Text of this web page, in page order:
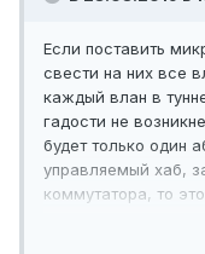
Если поставить
свести на них все
каждый влан в
гадости не
будет только один
управляемый хаб,
коммутатора, то
идут - вот тут да,